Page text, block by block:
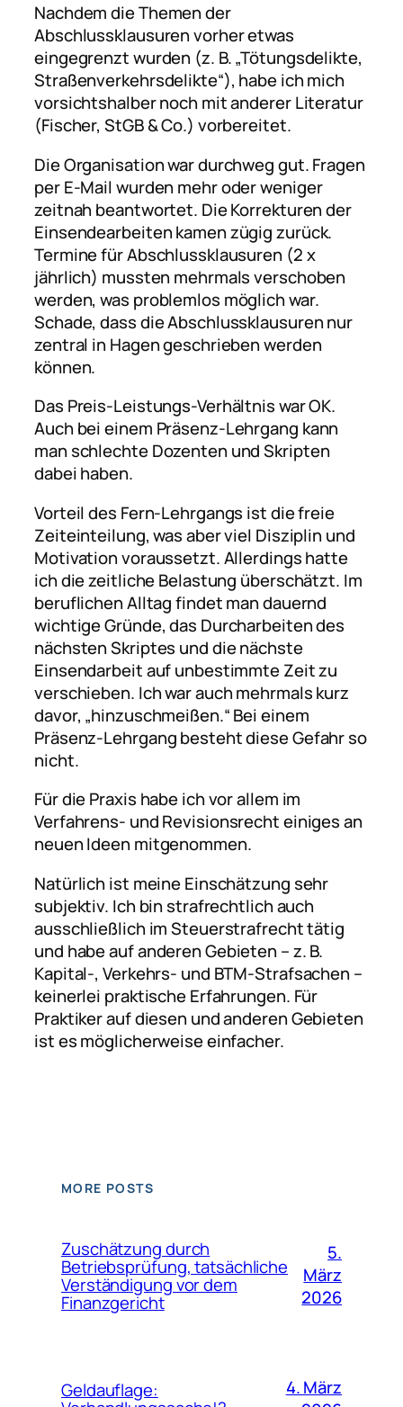
Nachdem die Themen der
Abschlussklausuren vorher etwas
eingegrenzt wurden (z. B. „Tötungsdelikte,
Straßenverkehrsdelikte“), habe ich mich
vorsichtshalber noch mit anderer Literatur
(Fischer, StGB & Co.) vorbereitet.
Die Organisation war durchweg gut. Fragen
per E-Mail wurden mehr oder weniger
zeitnah beantwortet. Die Korrekturen der
Einsendearbeiten kamen zügig zurück.
Termine für Abschlussklausuren (2 x
jährlich) mussten mehrmals verschoben
werden, was problemlos möglich war.
Schade, dass die Abschlussklausuren nur
zentral in Hagen geschrieben werden
können.
Das Preis-Leistungs-Verhältnis war OK.
Auch bei einem Präsenz-Lehrgang kann
man schlechte Dozenten und Skripten
dabei haben.
Vorteil des Fern-Lehrgangs ist die freie
Zeiteinteilung, was aber viel Disziplin und
Motivation voraussetzt. Allerdings hatte
ich die zeitliche Belastung überschätzt. Im
beruflichen Alltag findet man dauernd
wichtige Gründe, das Durcharbeiten des
nächsten Skriptes und die nächste
Einsendarbeit auf unbestimmte Zeit zu
verschieben. Ich war auch mehrmals kurz
davor, „hinzuschmeißen.“ Bei einem
Präsenz-Lehrgang besteht diese Gefahr so
nicht.
Für die Praxis habe ich vor allem im
Verfahrens- und Revisionsrecht einiges an
neuen Ideen mitgenommen.
Natürlich ist meine Einschätzung sehr
subjektiv. Ich bin strafrechtlich auch
ausschließlich im Steuerstrafrecht tätig
und habe auf anderen Gebieten – z. B.
Kapital-, Verkehrs- und BTM-Strafsachen –
keinerlei praktische Erfahrungen. Für
Praktiker auf diesen und anderen Gebieten
ist es möglicherweise einfacher.
MORE POSTS
Zuschätzung durch
Betriebsprüfung, tatsächliche
Verständigung vor dem
Finanzgericht
5.
März
2026
Geldauflage:
4. März